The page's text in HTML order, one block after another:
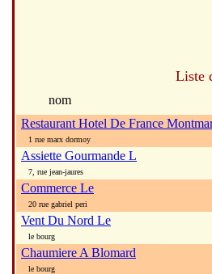
Liste
nom
Restaurant Hotel De France
1 rue marx dormoy
Assiette Gourmande L
7, rue jean-jaures
Commerce Le
20 rue gabriel peri
Vent Du Nord Le
le bourg
Chaumiere A Blomard
le bourg